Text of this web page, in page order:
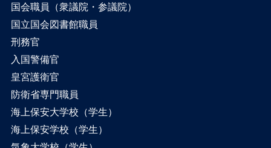
国会職員（衆議院・参議院）
国立国会図書館職員
刑務官
入国警備官
皇宮護衛官
防衛省専門職員
海上保安大学校（学生）
海上保安学校（学生）